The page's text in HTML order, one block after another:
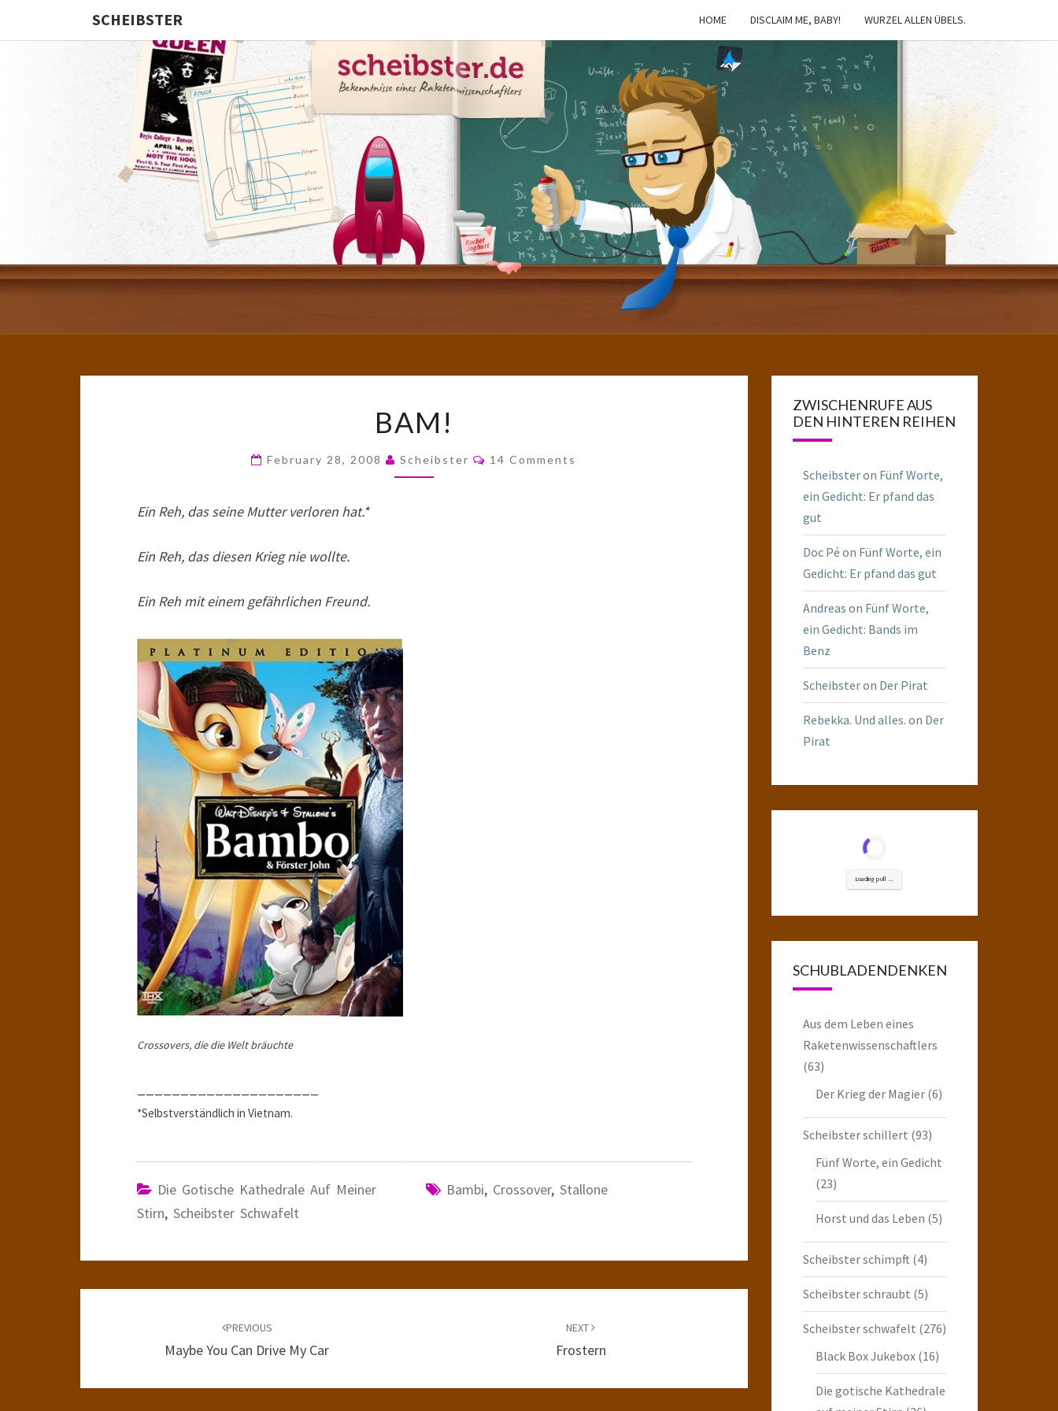
SCHEIBSTER HOME DISCLAIM ME, BABY! WURZEL ALLEN ÜBELS.
SCHEIBSTER
Gutbürgerliche
Reime Und
Mehr! In
Blogform.
Total Old
School!
BAM!
February 28, 2008 Scheibster Comments
14 Comments
Ein Reh, das seine Mutter verloren hat.*
Ein Reh, das diesen Krieg nie wollte.
Ein Reh mit einem gefährlichen Freund.
Crossovers, die die Welt bräuchte
*Selbstverständlich in Vietnam.
Die Gotische Kathedrale Auf Meiner
Stirn, Scheibster Schwafelt
Bambi, Crossover, Stallone
PREVIOUS
Maybe You Can Drive My Car
NEXT
Frostern
ZWISCHENRUFE AUS
DEN HINTEREN REIHEN
Scheibsteron Fünf Worte,
ein Gedicht: Er pfand das
gut
Doc Pé on Fünf Worte, ein
Gedicht: Er pfand das gut
Andreas on Fünf Worte,
ein Gedicht: Bands im
Benz
Scheibsteron Der Pirat
Rebekka. Und alles. on Der
Pirat
Loading poll ...
SCHUBLADENDENKEN
Aus dem Leben eines
Raketenwissenschaftlers
(63)
Der Krieg der Magier(6)
Scheibster schillert (93)
Fünf Worte, ein Gedicht
(23)
Horst und das Leben (5)
Scheibster schimpft (4)
Scheibster schraubt (5)
Scheibster schwafelt (276)
Black Box Jukebox(16)
Die gotische Kathedrale